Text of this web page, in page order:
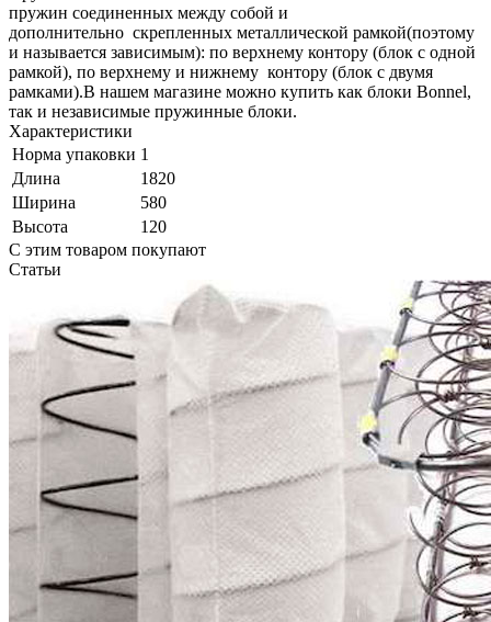
пружин соединенных между собой и
дополнительно скрепленных металлической рамкой(поэтому
и называется зависимым): по верхнему контору (блок с одной
рамкой), по верхнему и нижнему контору (блок с двумя
рамками).В нашем магазине можно купить как блоки Bonnel,
так и независимые пружинные блоки.
Характеристики
Норма упаковки 1
Длина
1820
Ширина
580
Высота
120
С этим товаром покупают
Статьи